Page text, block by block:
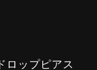
ロップピアス